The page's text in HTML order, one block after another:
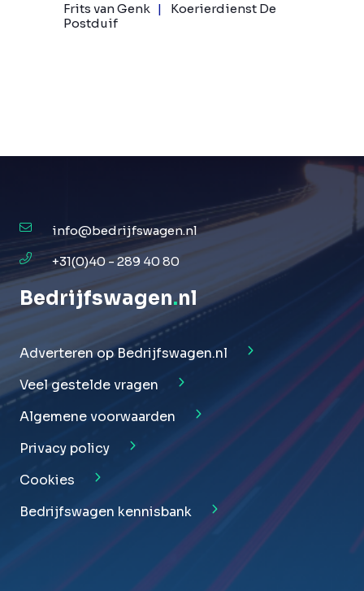
Frits van Genk
Koerierdienst De
Postduif
info@bedrijfswagen.nl
+31(0)40 - 289 40 80
Bedrijfswagen.nl
Adverteren op Bedrijfswagen.nl
Veel gestelde vragen
Algemene voorwaarden
Privacy policy
Cookies
Bedrijfswagen kennisbank